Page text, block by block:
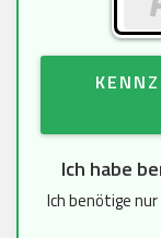
Ich habe
Ich benötige